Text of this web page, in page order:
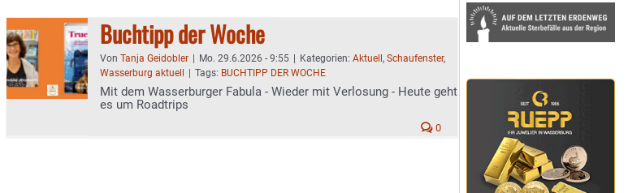
Buchtipp der Woche
Von Tanja Geidobler Mo. 29.6.2026 - 9:55 Kategorien: Aktuell , Schaufenster,
Wasserburg aktuell
Tags: BUCHTIPP DER WOCHE
Mit dem Wasserburger Fabula - Wieder mit Verlosung - Heute geht
es um Roadtrips
0